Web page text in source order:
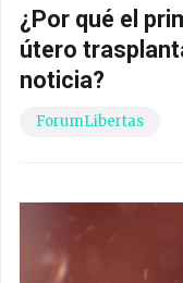
¿Por qué el
útero
noticia?
ForumLibertas